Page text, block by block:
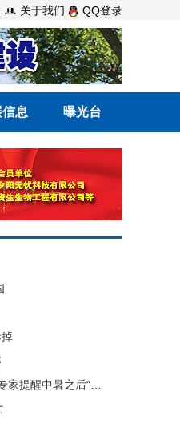
 关于我们 QQ登录
息 曝光台